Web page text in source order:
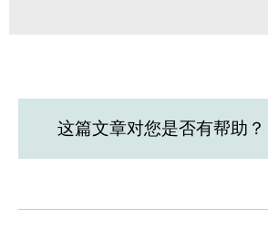
这篇文章对您是否有帮助？